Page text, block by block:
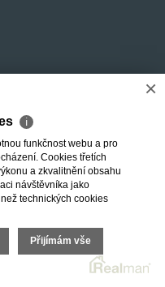
×
ℹ
funkčnost webu a pro
Cookies třetích
a zkvalitnění obsahu
návštěvníka jako
technických cookies
Přijímám vše